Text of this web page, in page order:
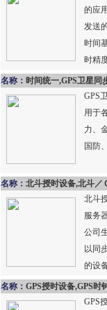
的应
发送
时间
时精
名称： 时间统一,GPS卫星同
GPS
用于
力、
国防
名称： 北斗授时设备,北斗／ＧＰＳ双模时钟服
北斗
服务
公司
以同
的设
*（或
名称： GPS授时设备,GPS时钟产品,北斗卫
GPS